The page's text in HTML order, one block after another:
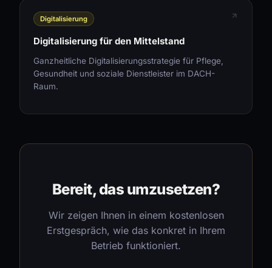
Digitalisierung
Digitalisierung für den Mittelstand
Ganzheitliche Digitalisierungsstrategie für Pflege,
Gesundheit und soziale Dienstleister im DACH-
Raum.
Bereit, das umzusetzen?
Wir zeigen Ihnen in einem kostenlosen
Erstgespräch, wie das konkret in Ihrem
Betrieb funktioniert.